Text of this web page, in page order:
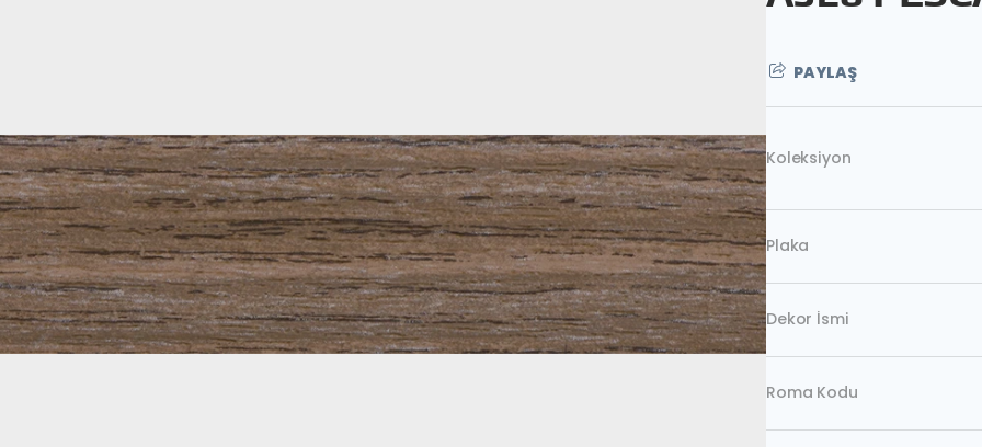
PAYLAŞ
Koleksiyon
Plaka
Dekor İsmi
Roma Kodu